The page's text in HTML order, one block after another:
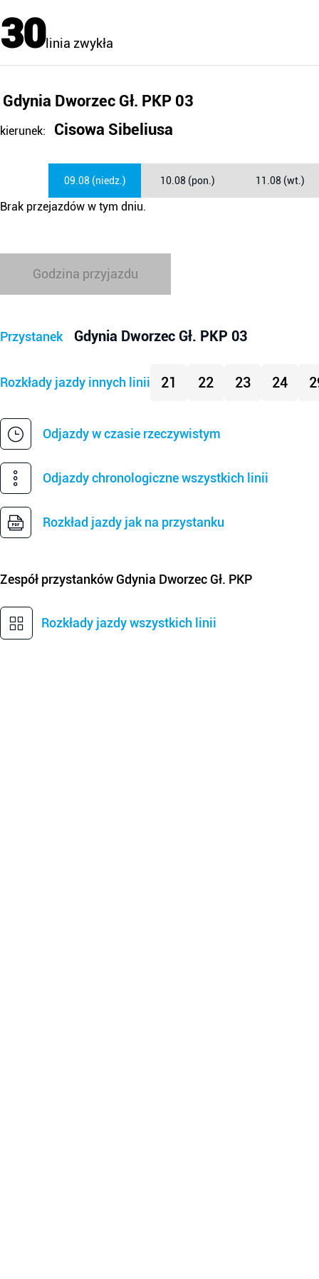
30linia zwykła
Gdynia Dworzec Gł. PKP 03
kierunek: Cisowa Sibeliusa
09.08 (niedz.) 10.08 (pon.) 11.08 (wt.)
Brak przejazdów w tym dniu.
Godzina przyjazdu
Przystanek Gdynia Dworzec Gł. PKP 03
Rozkłady jazdy innych linii 21 22 23 24
Odjazdy w czasie rzeczywistym
Odjazdy chronologiczne wszystkich linii
Rozkład jazdy jak na przystanku
Zespół przystanków Gdynia Dworzec Gł. PKP
Rozkłady jazdy wszystkich linii